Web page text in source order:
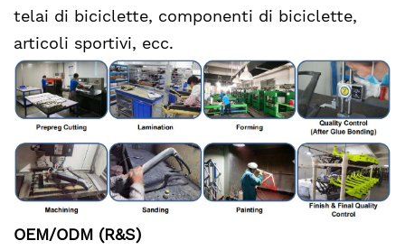
telai di biciclette, componenti di biciclette,
articoli sportivi, ecc.
OEM/ODM (R&S)